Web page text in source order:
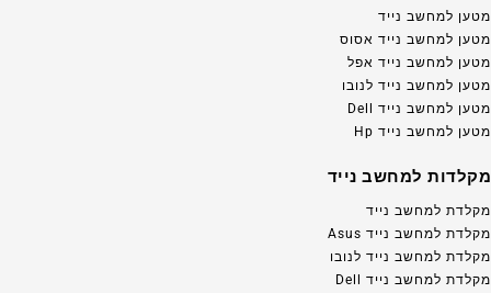
מטען למחשב נייד
מטען למחשב נייד אסוס
מטען למחשב נייד אפל
מטען למחשב נייד לנובו
מטען למחשב נייד Dell
מטען למחשב נייד Hp
מקלדות למחשב נייד
מקלדת למחשב נייד
מקלדת למחשב נייד Asus
מקלדת למחשב נייד לנובו
מקלדת למחשב נייד Dell